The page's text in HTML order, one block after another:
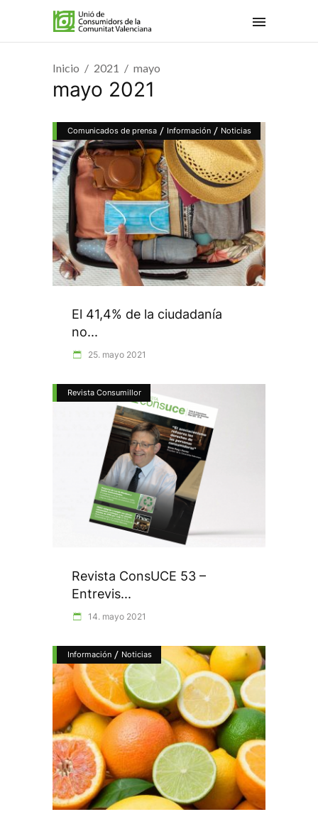
Inicio 2021 mayo
mayo 2021
Comunicados de prensa / Información / Noticias
El 41,4% de la ciudadanía
no...
25. mayo 2021
Revista Consumillor
Revista ConsUCE 53 –
Entrevis...
14. mayo 2021
Información / Noticias